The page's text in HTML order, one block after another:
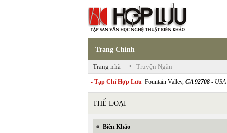
Trang Chính
Trang nhà › Truyện Ngắn
- Tạp Chí Hợp Lưu Fountain Valley, CA 92708 - USA
THỂ LOẠI
Biên Khảo